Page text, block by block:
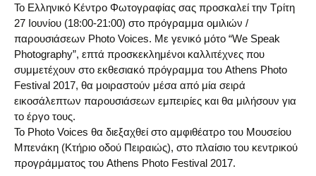
Το Ελληνικό Κέντρο Φωτογραφίας σας προσκαλεί την Τρίτη
27 Ιουνίου (18:00-21:00) στο πρόγραμμα ομιλιών /
παρουσιάσεων Photo Voices. Με γενικό μότο “We Speak
Photography”, επτά προσκεκλημένοι καλλιτέχνες που
συμμετέχουν στο εκθεσιακό πρόγραμμα του Athens Photo
Festival 2017, θα μοιραστούν μέσα από μία σειρά
εικοσάλεπτων παρουσιάσεων εμπειρίες και θα μιλήσουν για
το έργο τους.
Το Photo Voices θα διεξαχθεί στο αμφιθέατρο του Μουσείου
Μπενάκη (Κτήριο οδού Πειραιώς), στο πλαίσιο του κεντρικού
προγράμματος του Athens Photo Festival 2017.